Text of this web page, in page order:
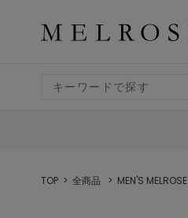
TOP 全商品 MEN'S MELROSE